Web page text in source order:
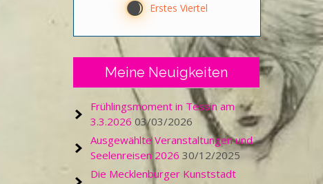
C Erstes Viertel
Meine Neuigkeiten
Frühlingsmoment in Tessin am
3.3.2026 03/03/2026
Ausgewählte Veranstaltungen und
Seelenreisen 2026 30/12/2025
Die Mecklenburger Kunststadt